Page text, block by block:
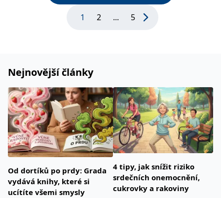
1 2 ... 5
Nejnovější články
Od dortíků po prdy: Grada
vydává knihy, které si
ucítíte všemi smysly
4 tipy, jak snížit riziko
srdečních onemocnění,
cukrovky a rakoviny